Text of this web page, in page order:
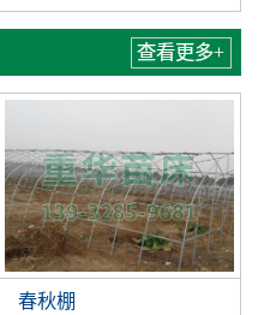
查看更多+
春秋棚